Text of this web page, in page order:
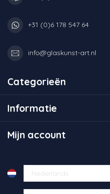
+31 (0)6 178 547 64
info@glaskunst-art.nl
Categorieën
Informatie
Mijn account